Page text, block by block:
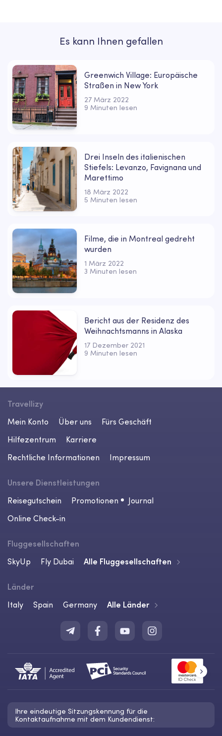
Es kann Ihnen gefallen
Greenwich Village: Europäische
Straßen in New York
27 März 2022
9 Minuten lesen
Drei Inseln des italienischen
Stiefels: Levanzo, Favignana und
Marettimo
18 März 2022
5 Minuten lesen
Filme, die in Montreal gedreht
wurden
1 März 2022
3 Minuten lesen
Bericht aus der Residenz des
Weihnachtsmanns in Alaska
17 Dezember 2021
9 Minuten lesen
Travellizy
Mein Konto
Über uns
Fürs Geschäft
Hilfezentrum
Karriere
Rechtliche Informationen
Impressum
Unsere Dienstleistungen
Reisegutschein
Promotionen
Journal
Online Check-in
Fluggesellschaften
SkyUp
Fly Dubai Alle Fluggesellschaften
Länder
Italy
Spain Germany Alle Länder
Ihre eindeutige Sitzungskennung für die
Kontaktaufnahme mit dem Kundendienst: